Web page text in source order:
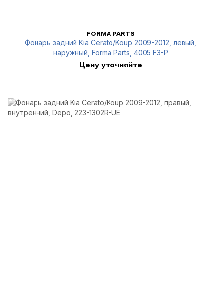
FORMA PARTS
Фонарь задний Kia Cerato/Koup 2009-2012, левый,
наружный, Forma Parts, 4005 F3-P
Цену уточняйте